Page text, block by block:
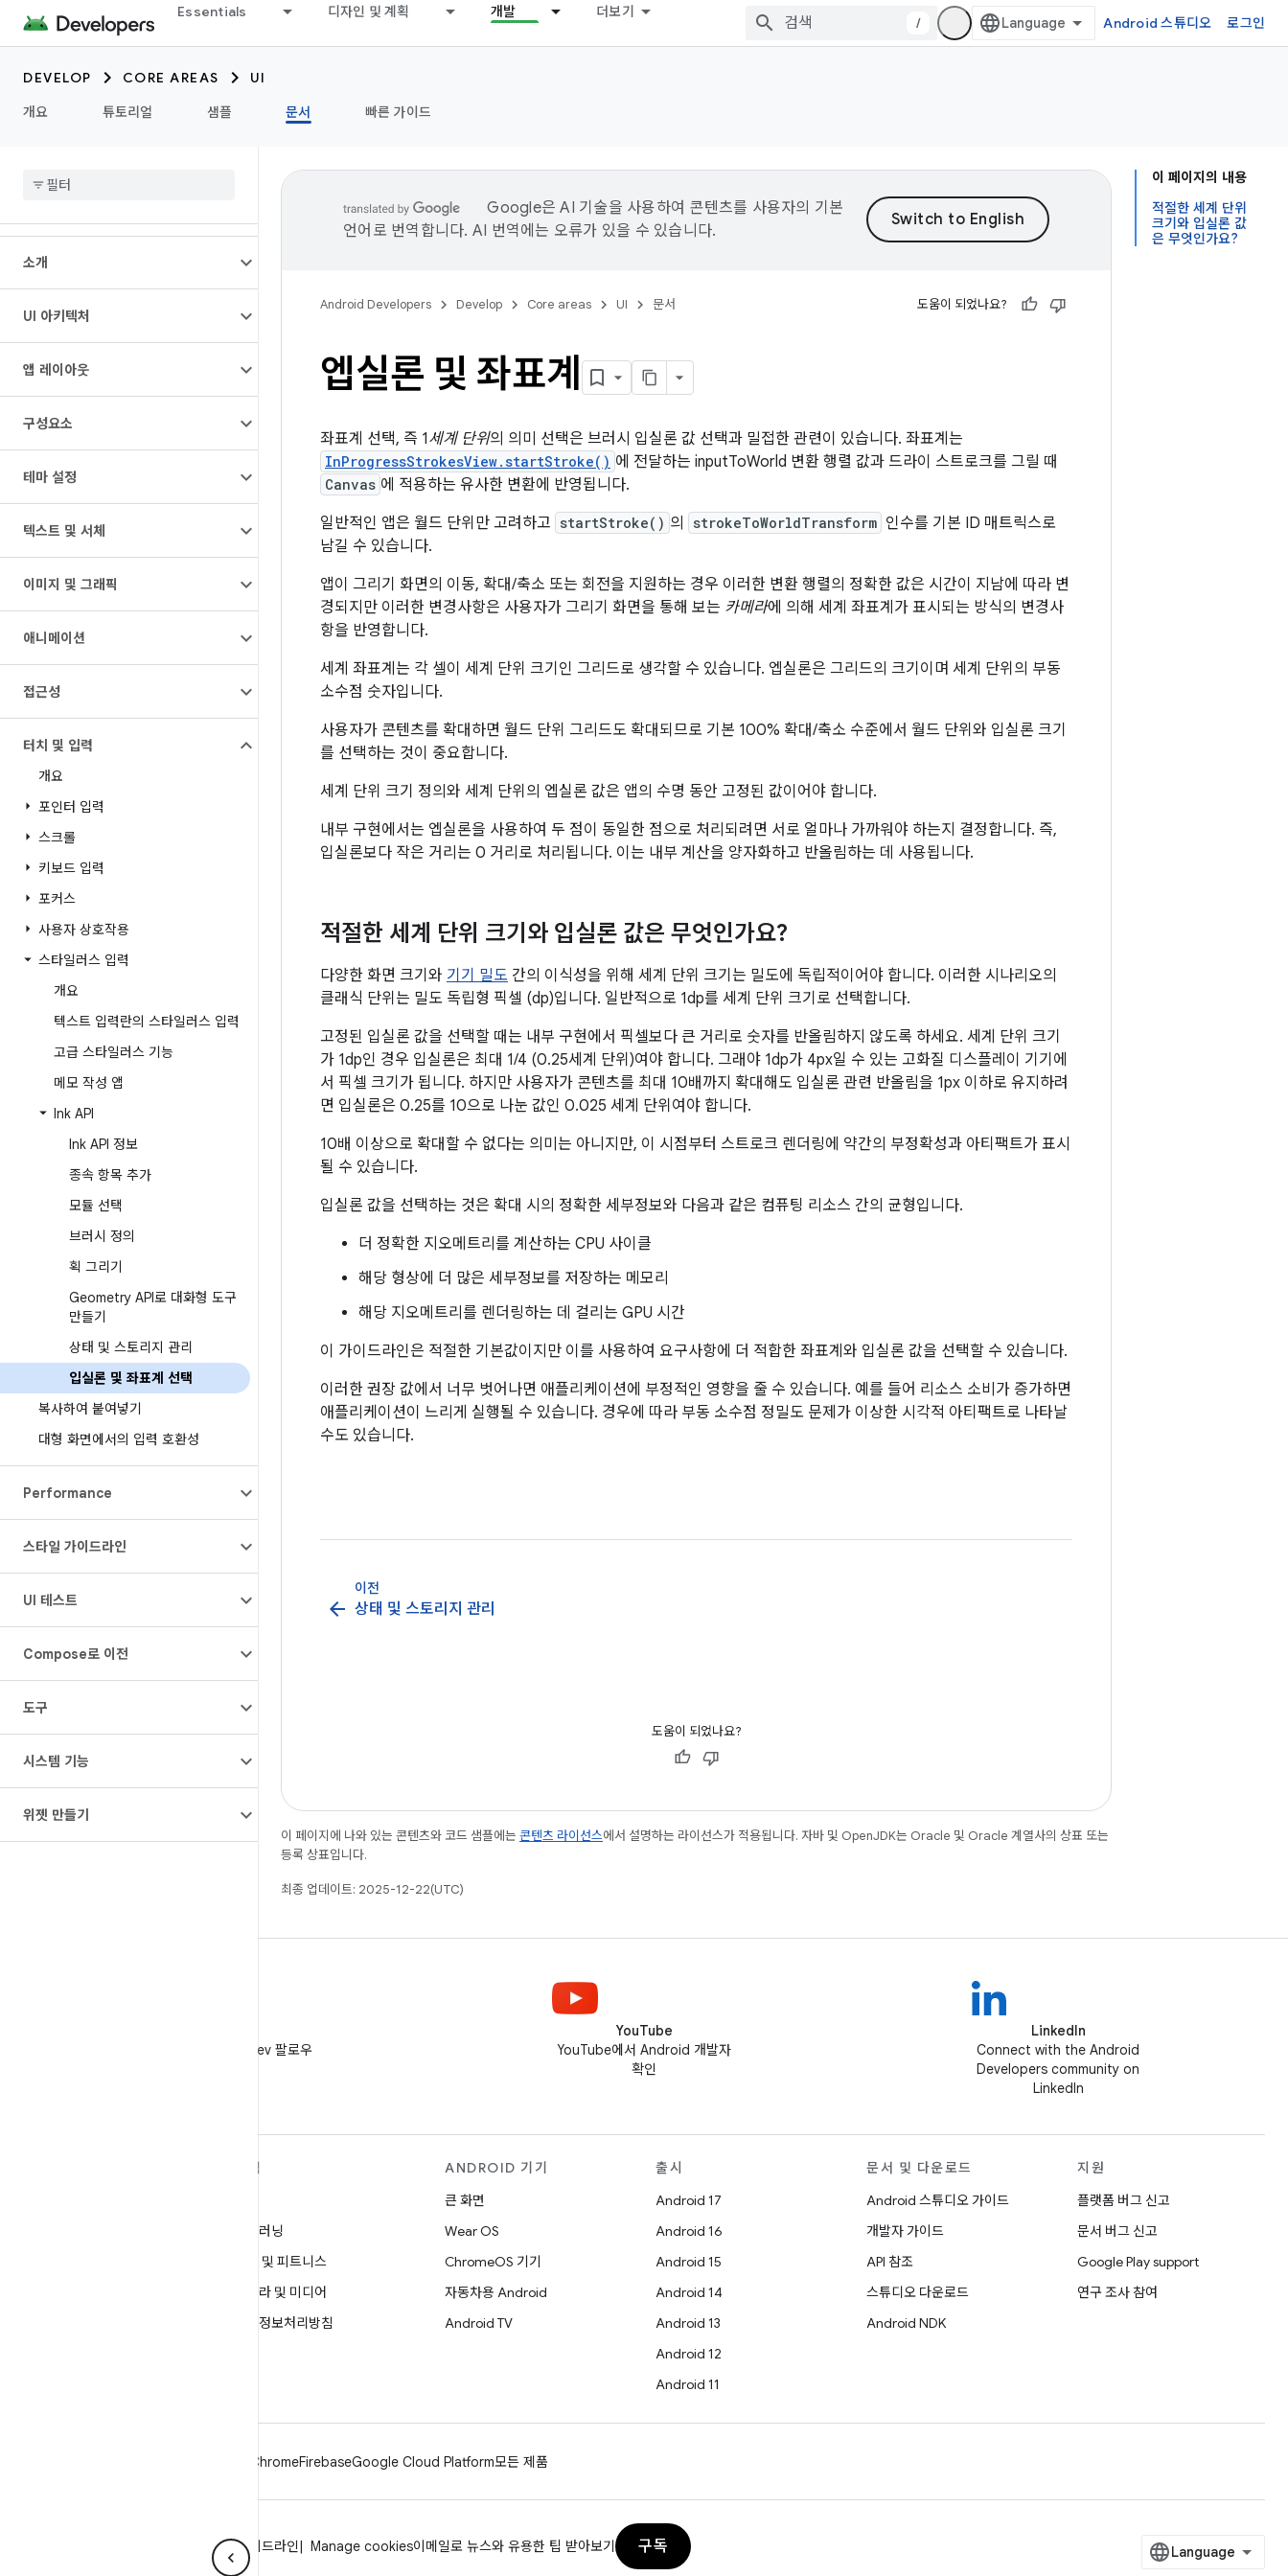
Essentials 디자인 및 계획 개발 더보기
/ Android 스튜디오 로그인
DEVELOP CORE AREAS
UI
개요
튜토리얼 샘플 문서 빠른 가이드
소개
UI 아키텍처
앱 레이아웃
구성요소
테마 설정
텍스트 및 서체
이미지 및 그래픽
애니메이션
접근성
터치 및 입력
개요
포인터 입력
스크롤
키보드 입력
포커스
사용자 상호작용
스타일러스 입력
개요
텍스트 입력란의 스타일러스 입력
고급 스타일러스 기능
메모 작성 앱
Ink API
Ink API 정보
종속 항목 추가
모듈 선택
브러시 정의
획 그리기
Geometry API로 대화형 도구
만들기
상태 및 스토리지 관리
입실론 및 좌표계 선택
복사하여 붙여넣기
대형 화면에서의 입력 호환성
Performance
스타일 가이드라인
UI 테스트
Compose로 이전
도구
시스템 기능
위젯 만들기
이 페이지의 내용
적절한 세계 단위
크기와 입실론 값
은 무엇인가요?
Google은 AI 기술을 사용하여 콘텐츠를 사용자의 기본
언어로 번역합니다. AI 번역에는 오류가 있을 수 있습니다.
Android Developers Develop Core areas UI 문서 도움이 되었나요?
엡실론 및 좌표계
좌표계 선택, 즉 1세계 단위의 의미 선택은 브러시 입실론 값 선택과 밀접한 관련이 있습니다. 좌표계는
InProgressStrokesView.startStroke() 에 전달하는 inputToWorld 변환 행렬 값과 드라이 스트로크를 그릴 때
Canvas 에 적용하는 유사한 변환에 반영됩니다.
일반적인 앱은 월드 단위만 고려하고 startStroke() 의 strokeToWorldTransform 인수를 기본 ID 매트릭스로
남길 수 있습니다.
앱이 그리기 화면의 이동, 확대/축소 또는 회전을 지원하는 경우 이러한 변환 행렬의 정확한 값은 시간이 지남에 따라 변
경되지만 이러한 변경사항은 사용자가 그리기 화면을 통해 보는 카메라에 의해 세계 좌표계가 표시되는 방식의 변경사
항을 반영합니다.
세계 좌표계는 각 셀이 세계 단위 크기인 그리드로 생각할 수 있습니다. 엡실론은 그리드의 크기이며 세계 단위의 부동
소수점 숫자입니다.
사용자가 콘텐츠를 확대하면 월드 단위 그리드도 확대되므로 기본 100% 확대/축소 수준에서 월드 단위와 입실론 크기
를 선택하는 것이 중요합니다.
세계 단위 크기 정의와 세계 단위의 엡실론 값은 앱의 수명 동안 고정된 값이어야 합니다.
내부 구현에서는 엡실론을 사용하여 두 점이 동일한 점으로 처리되려면 서로 얼마나 가까워야 하는지 결정합니다. 즉,
입실론보다 작은 거리는 0 거리로 처리됩니다. 이는 내부 계산을 양자화하고 반올림하는 데 사용됩니다.
적절한 세계 단위 크기와 입실론 값은 무엇인가요?
다양한 화면 크기와 기기 밀도 간의 이식성을 위해 세계 단위 크기는 밀도에 독립적이어야 합니다. 이러한 시나리오의
클래식 단위는 밀도 독립형 픽셀 (dp)입니다. 일반적으로 1dp를 세계 단위 크기로 선택합니다.
고정된 입실론 값을 선택할 때는 내부 구현에서 픽셀보다 큰 거리로 숫자를 반올림하지 않도록 하세요. 세계 단위 크기
가 1dp인 경우 입실론은 최대 1/4 (0.25세계 단위)여야 합니다. 그래야 1dp가 4px일 수 있는 고화질 디스플레이 기기에
서 픽셀 크기가 됩니다. 하지만 사용자가 콘텐츠를 최대 10배까지 확대해도 입실론 관련 반올림을 1px 이하로 유지하려
면 입실론은 0.25를 10으로 나눈 값인 0.025 세계 단위여야 합니다.
10배 이상으로 확대할 수 없다는 의미는 아니지만, 이 시점부터 스트로크 렌더링에 약간의 부정확성과 아티팩트가 표시
될 수 있습니다.
입실론 값을 선택하는 것은 확대 시의 정확한 세부정보와 다음과 같은 컴퓨팅 리소스 간의 균형입니다.
더 정확한 지오메트리를 계산하는 CPU 사이클
해당 형상에 더 많은 세부정보를 저장하는 메모리
해당 지오메트리를 렌더링하는 데 걸리는 GPU 시간
이 가이드라인은 적절한 기본값이지만 이를 사용하여 요구사항에 더 적합한 좌표계와 입실론 값을 선택할 수 있습니다.
이러한 권장 값에서 너무 벗어나면 애플리케이션에 부정적인 영향을 줄 수 있습니다. 예를 들어 리소스 소비가 증가하면
애플리케이션이 느리게 실행될 수 있습니다. 경우에 따라 부동 소수점 정밀도 문제가 이상한 시각적 아티팩트로 나타날
수도 있습니다.
이전
arrow_back 상태 및 스토리지 관리
도움이 되었나요?
이 페이지에 나와 있는 콘텐츠와 코드 샘플에는 콘텐츠 라이선스에서 설명하는 라이선스가 적용됩니다. 자바 및 OpenJDK는 Oracle 및 Oracle 계열사의 상표 또는
등록 상표입니다.
최종 업데이트: 2025-12-22(UTC)
X에서 @AndroidDev 팔로우
YouTube
YouTube에서 Android 개발자
확인
LinkedIn
Connect with the Android
Developers community on
LinkedIn
탐색
머신러닝
건강 및 피트니스
카메라 및 미디어
개인정보처리방침
ANDROID 기기
큰 화면
Wear OS
ChromeOS 기기
자동차용 Android
Android TV
출시
Android 17
Android 16
Android 15
Android 14
Android 13
Android 12
Android 11
문서 및 다운로드
Android 스튜디오 가이드
개발자 가이드
API 참조
스튜디오 다운로드
Android NDK
지원
플랫폼 버그 신고
문서 버그 신고
Google Play support
연구 조사 참여
ChromeFirebaseGoogle Cloud Platform모든 제품
브랜드 가이드라인 Manage cookies이메일로 뉴스와 유용한 팁 받아보기 구독